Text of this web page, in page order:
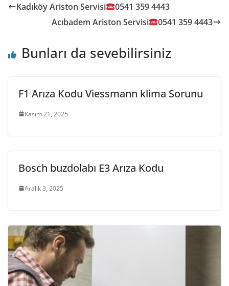
Kadıköy Ariston Servisi
0541 359 4443
Acıbadem Ariston Servisi
0541 359 4443
Bunları da sevebilirsiniz
F1 Arıza Kodu Viessmann klima Sorunu
Kasım 21, 2025
Bosch buzdolabı E3 Arıza Kodu
Aralık 3, 2025